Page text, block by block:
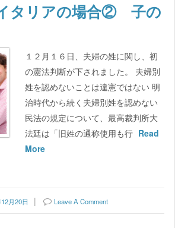
タリアの場合② 子の
１２月１６日、夫婦の姓に関し、初
の憲法判断が下されました。 夫婦別
姓を認めないことは違憲ではない 明
治時代から続く夫婦別姓を認めない
民法の規定について、最高裁判所大
法廷は「旧姓の通称使用も行 Read
More
月20日 Leave A Comment